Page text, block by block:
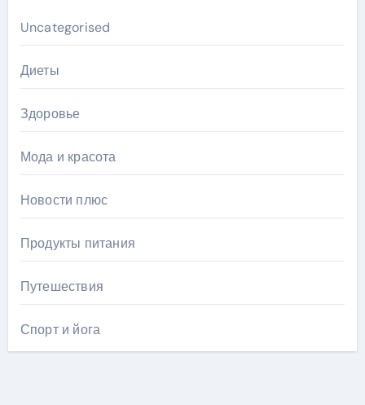
Uncategorised
Диеты
Здоровье
Мода и красота
Новости плюс
Продукты питания
Путешествия
Спорт и йога